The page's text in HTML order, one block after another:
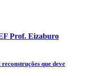
Prof. Eizaburo
que deve